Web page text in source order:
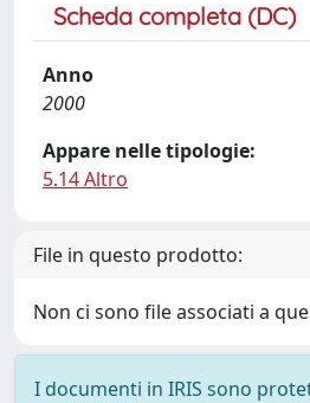
Scheda completa (DC)
Anno
2000
Appare nelle tipologie:
5.14 Altro
File in questo prodotto:
Non ci sono file associati a
I documenti in IRIS sono